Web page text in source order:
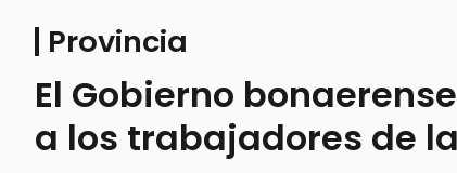
Provincia
El Gobierno
a los trabajadores de